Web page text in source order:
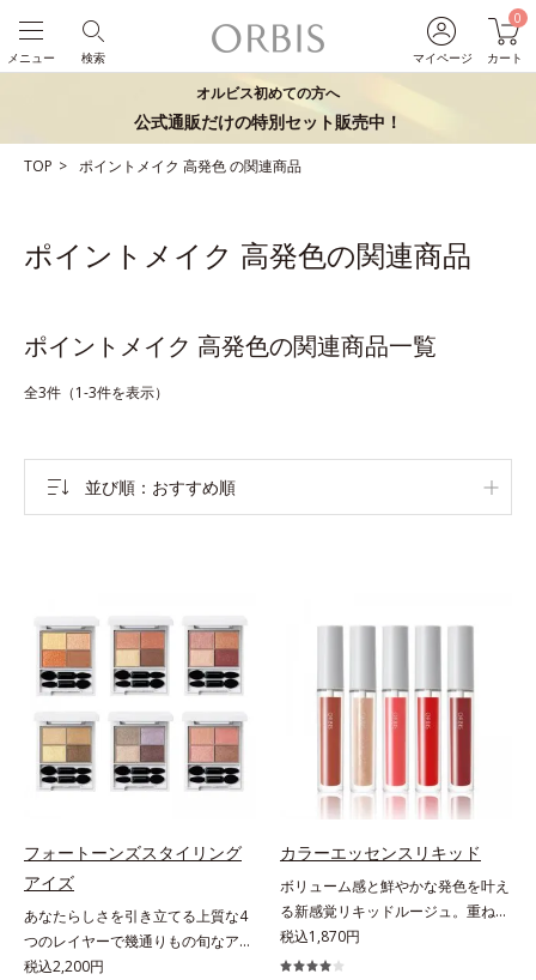
マイページ
0
カート
検索
メニュー
オルビス初めての方へ
公式通販だけの特別セット販売中！
TOP ポイントメイク 高発色の関連商品
ポイントメイク 高発色の関連商品
ポイントメイク 高発色の関連商品一覧
全3件（1-3件を表示）
並び順 おすすめ順
フォートーンズスタイリング
アイズ
あなたらしさを引き立てる上質な4
つのレイヤーで幾通りもの旬なアイ
メイクが叶う。上質なテクスチャー
税込2,200円
カラーエッセンスリキッド
ボリューム感と鮮やかな発色を叶え
る新感覚リキッドルージュ。重ねる
ほど、鮮やかにボリューミーに。1
本で美しい仕上がりを叶えるリキッ
税込1,870円